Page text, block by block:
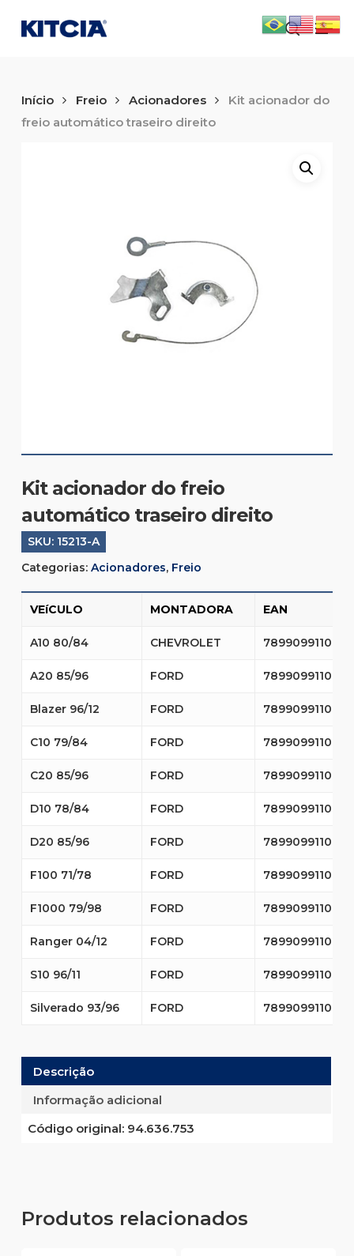
main
search
Início Freio Acionadores
Kit acionador do
freio automático traseiro direito
Kit acionador do freio
automático traseiro direito
SKU: 15213-A
Categorias: Acionadores, Freio
VEíCULO MONTADORA EAN
A10 80/84 CHEVROLET 7899099110195
A20 85/96 FORD 7899099110195
Blazer 96/12 FORD 7899099110195
C10 79/84 FORD 7899099110195
C20 85/96 FORD 7899099110195
D10 78/84 FORD 7899099110195
D20 85/96 FORD 7899099110195
F100 71/78 FORD 7899099110195
F1000 79/98 FORD 7899099110195
Ranger 04/12 FORD 7899099110195
S10 96/11 FORD 7899099110195
Silverado 93/96 FORD 7899099110195
Descrição
Informação adicional
Código original:94.636.753
Produtos relacionados